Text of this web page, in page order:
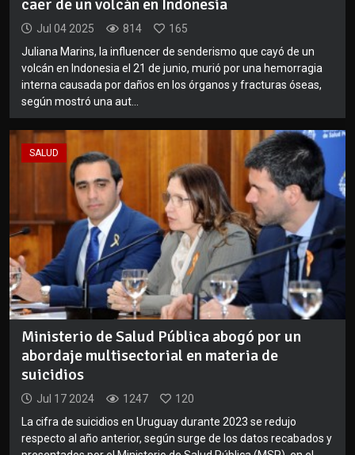
caer de un volcán en Indonesia
Jul 04 2025 814
165
Juliana Marins, la influencer de senderismo que cayó de un
volcán en Indonesia el 21 de junio, murió por una hemorragia
interna causada por daños en los órganos y fracturas óseas,
según mostró una aut...
SALUD
Ministerio de Salud Pública abogó por un
abordaje multisectorial en materia de
suicidios
Jul 17 2024 1247
120
La cifra de suicidios en Uruguay durante 2023 se redujo
respecto al año anterior, según surge de los datos recabados y